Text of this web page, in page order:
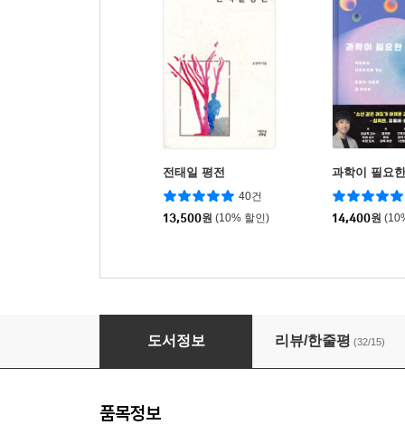
전태일 평전
40건
13,500원 (10% 할인)
과학이 필요
14,400원
100개의 미생물, 우주와 만나다
도서정보 리뷰/한줄평 (32/15)
품목정보